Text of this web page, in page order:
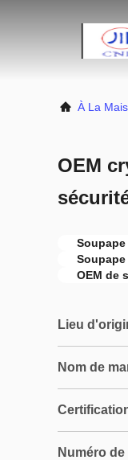
À La
OEM
OEM de
Lieu
Nom de
Numéro